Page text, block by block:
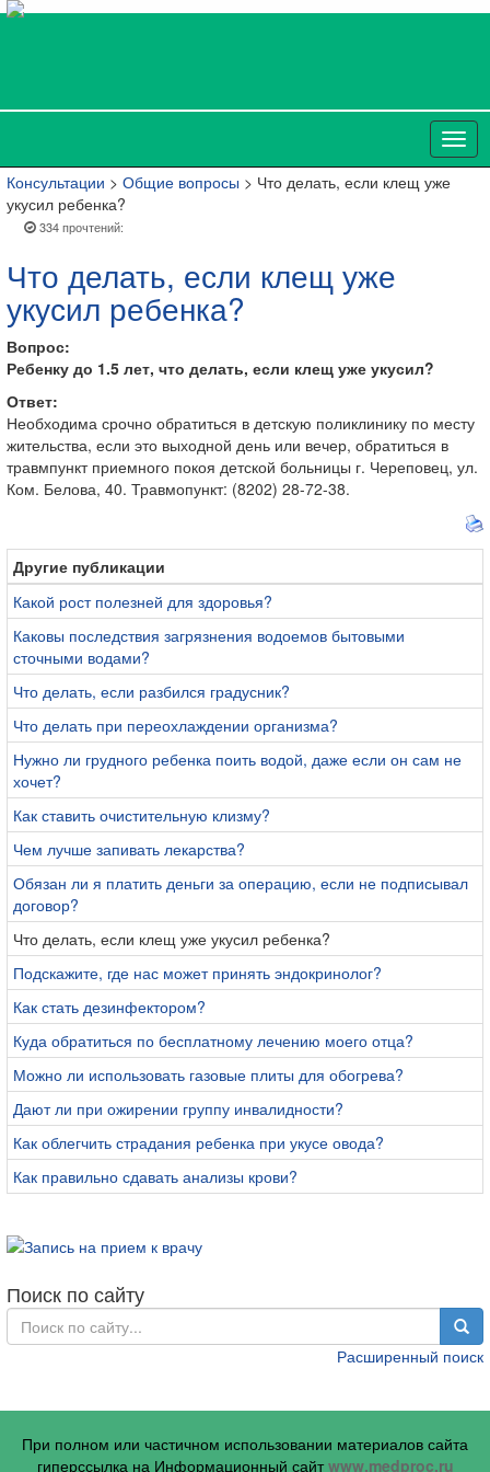
Консультации > Общие вопросы > Что делать, если клещ уже
укусил ребенка?
334 прочтений:
Что делать, если клещ уже
укусил ребенка?
Вопрос:
Ребенку до 1.5 лет, что делать, если клещ уже укусил?
Ответ:
Необходима срочно обратиться в детскую поликлинику по месту
жительства, если это выходной день или вечер, обратиться в
травмпункт приемного покоя детской больницы г. Череповец, ул.
Ком. Белова, 40. Травмопункт: (8202) 28-72-38.
Другие публикации
Какой рост полезней для здоровья?
Каковы последствия загрязнения водоемов бытовыми
сточными водами?
Что делать, если разбился градусник?
Что делать при переохлаждении организма?
Нужно ли грудного ребенка поить водой, даже если он сам не
хочет?
Как ставить очистительную клизму?
Чем лучше запивать лекарства?
Обязан ли я платить деньги за операцию, если не подписывал
договор?
Что делать, если клещ уже укусил ребенка?
Подскажите, где нас может принять эндокринолог?
Как стать дезинфектором?
Куда обратиться по бесплатному лечению моего отца?
Можно ли использовать газовые плиты для обогрева?
Дают ли при ожирении группу инвалидности?
Как облегчить страдания ребенка при укусе овода?
Как правильно сдавать анализы крови?
Поиск по сайту
Расширенный поиск
При полном или частичном использовании материалов сайта
гиперссылка на Информационный сайтwww.medproc.ru